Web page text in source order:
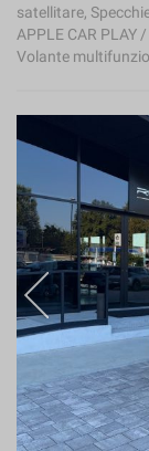
satellitare,
APPLE CAR PLAY
Volante